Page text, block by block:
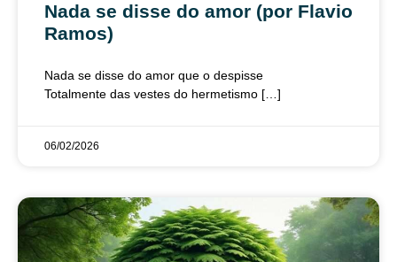
Nada se disse do amor (por Flavio
Ramos)
Nada se disse do amor que o despisse
Totalmente das vestes do hermetismo […]
06/02/2026